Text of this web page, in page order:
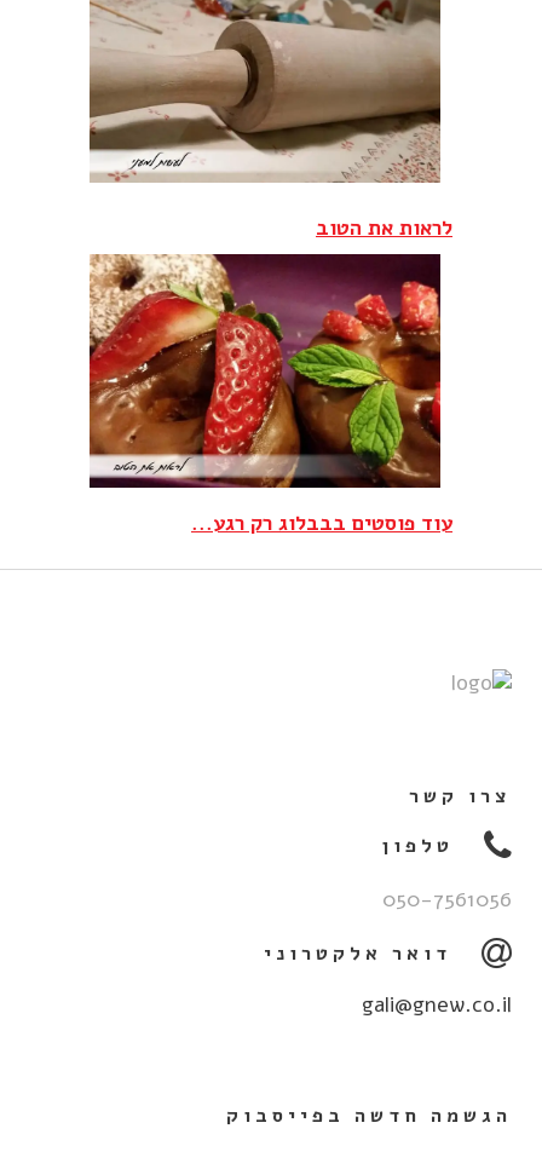
לראות את הטוב‎
עוד פוסטים בבבלוג רק רגע...
צרו קשר
טלפון
050-7561056
דואר אלקטרוני
gali@gnew.co.il
הגשמה חדשה בפייסבוק